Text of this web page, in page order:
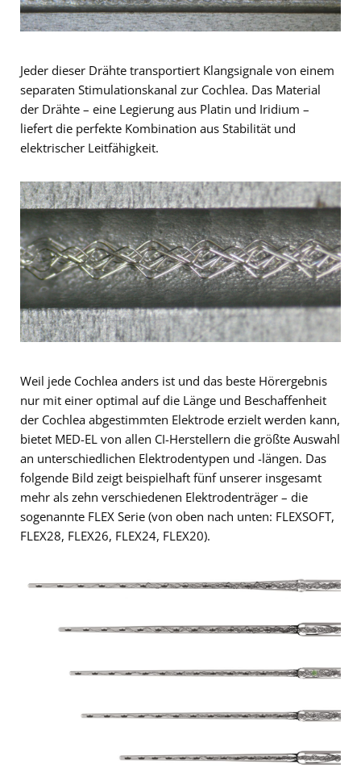
Jeder dieser Drähte transportiert Klangsignale von einem
separaten Stimulationskanal zur Cochlea. Das Material
der Drähte – eine Legierung aus Platin und Iridium –
liefert die perfekte Kombination aus Stabilität und
elektrischer Leitfähigkeit.
Weil jede Cochlea anders ist und das beste Hörergebnis
nur mit einer optimal auf die Länge und Beschaffenheit
der Cochlea abgestimmten Elektrode erzielt werden kann,
bietet MED-EL von allen CI-Herstellern die größte Auswahl
an unterschiedlichen Elektrodentypen und -längen. Das
folgende Bild zeigt beispielhaft fünf unserer insgesamt
mehr als zehn verschiedenen Elektrodenträger – die
sogenannte FLEX Serie (von oben nach unten: FLEXSOFT,
FLEX28, FLEX26, FLEX24, FLEX20).